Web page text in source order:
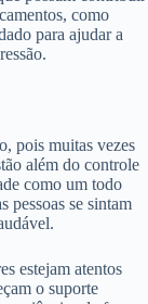
como
para ajudar a
pois muitas vezes
além do controle
como um todo
pessoas se sintam
estejam atentos
o suporte